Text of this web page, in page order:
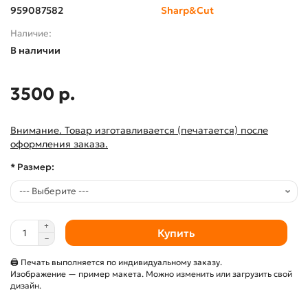
959087582 Sharp&Cut
Наличие:
В наличии
3500 р.
Внимание. Товар изготавливается (печатается) после
оформления заказа.
* Размер:
Купить
🖨 Печать выполняется по индивидуальному заказу.
Изображение — пример макета. Можно изменить или загрузить свой
дизайн.